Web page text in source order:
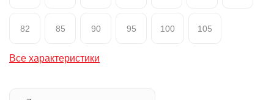
82 85 90 95 100 105
Все характеристики